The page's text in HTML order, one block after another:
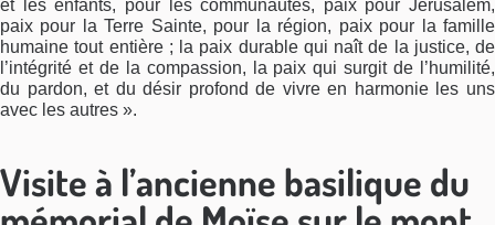
et les enfants, pour les communautés, paix pour Jérusalem,
paix pour la Terre Sainte, pour la région, paix pour la famille
humaine tout entière ; la paix durable qui naît de la justice, de
l’intégrité et de la compassion, la paix qui surgit de l’humilité,
du pardon, et du désir profond de vivre en harmonie les uns
avec les autres ».
Visite à l’ancienne basilique du